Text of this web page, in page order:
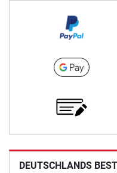
DEUTSCHLANDS